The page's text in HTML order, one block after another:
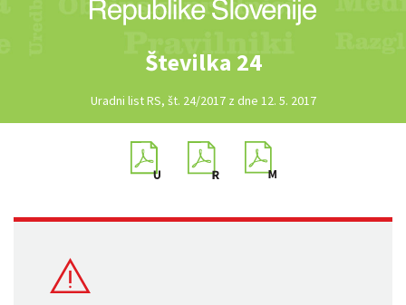
Številka 24
Uradni list RS, št. 24/2017 z dne 12. 5. 2017